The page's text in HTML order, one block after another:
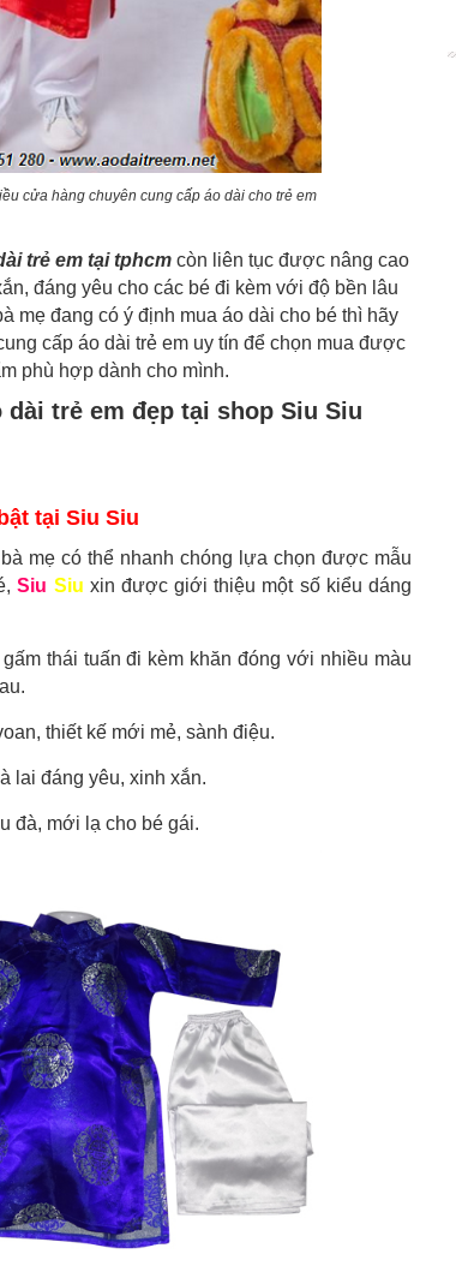
cửa hàng chuyên cung cấp áo dài cho trẻ em
trẻ em tại tphcmcòn liên tục được nâng cao
đáng yêu cho các bé đi kèm với độ bền lâu
mẹ đang có ý định mua áo dài cho bé thì hãy
cấp áo dài trẻ em uy tín để chọn mua được
phù hợp dành cho mình.
dài trẻ em đẹp tại shop Siu Siu
tại Siu Siu
mẹ có thể nhanh chóng lựa chọn được mẫu
Siu Siu xin được giới thiệu một số kiểu dáng
thái tuấn đi kèm khăn đóng với nhiều màu
thiết kế mới mẻ, sành điệu.
lai đáng yêu, xinh xắn.
đà, mới lạ cho bé gái.